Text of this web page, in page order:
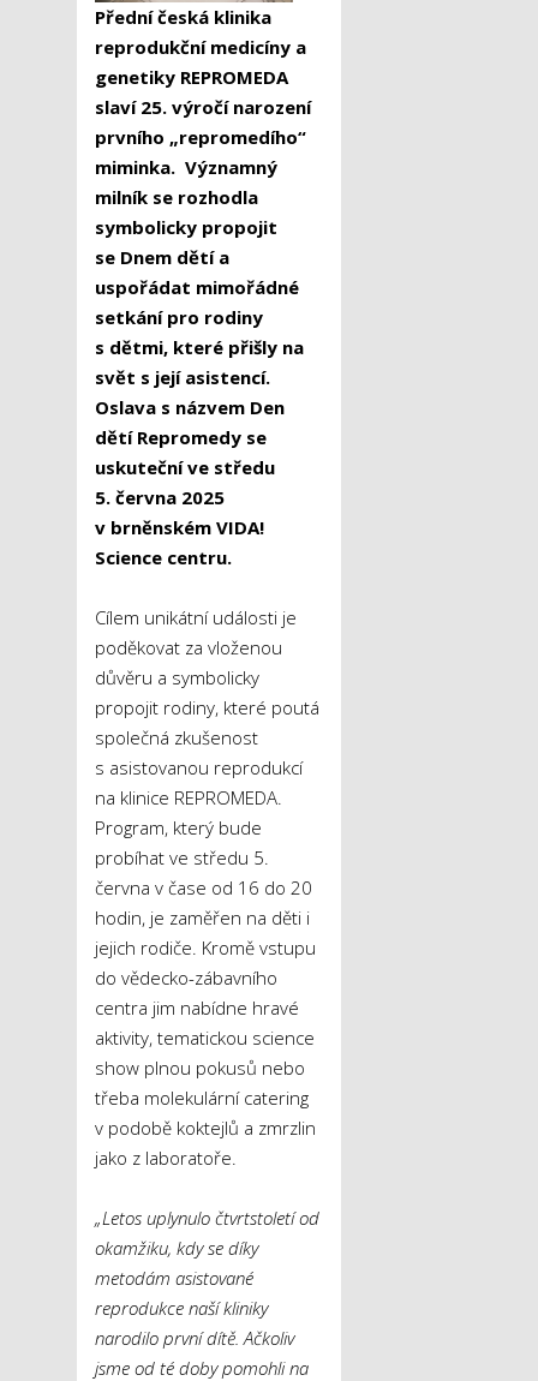
Předníčeská klinika
reprodukční medicíny a
genetiky REPROMEDA
slaví 25. výročí narození
prvního „repromedího“
miminka. Významný
milník se rozhodla
symbolicky propojit
se Dnem dětí a
uspořádat mimořádné
setkání pro rodiny
s dětmi, které přišly na
svět s její asistencí.
Oslava s názvem Den
dětí Repromedy se
uskuteční ve středu
5. června 2025
v brněnském VIDA!
Science centru.
Cílem unikátní události je
poděkovat za vloženou
důvěru a symbolicky
propojit rodiny, které poutá
společná zkušenost
s asistovanou reprodukcí
na klinice REPROMEDA.
Program, který bude
probíhat ve středu 5.
června v čase od 16 do 20
hodin, je zaměřen na děti i
jejich rodiče. Kromě vstupu
do vědecko-zábavního
centra jim nabídne hravé
aktivity, tematickou science
show plnou pokusů nebo
třeba molekulární catering
v podobě koktejlů a zmrzlin
jako z laboratoře.
„Letos uplynulo čtvrtstoletí od
okamžiku, kdy se díky
metodám asistované
reprodukce naší kliniky
narodilo první dítě. Ačkoliv
jsme od té doby pomohli na